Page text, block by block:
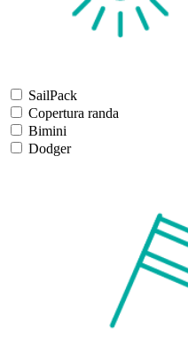
SailPack
Copertura randa
Bimini
Dodger